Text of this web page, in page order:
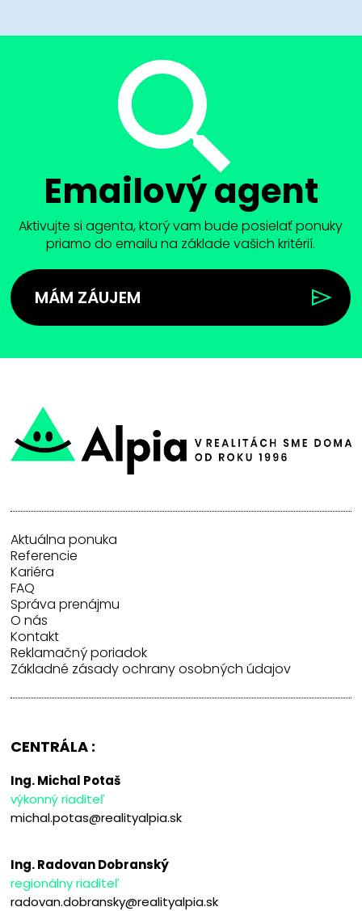
Emailový agent
Aktivujte si agenta, ktorý vam bude posielať ponuky
priamo do emailu na základe vašich kritérií.
MÁM ZÁUJEM
Aktuálna ponuka
Referencie
Kariéra
FAQ
Správa prenájmu
O nás
Kontakt
Reklamačný poriadok
Základné zásady ochrany osobných údajov
CENTRÁLA :
Ing. Michal Potaš
výkonný riaditeľ
michal.potas@realityalpia.sk
Ing. Radovan Dobranský
regionálny riaditeľ
radovan.dobransky@realityalpia.sk